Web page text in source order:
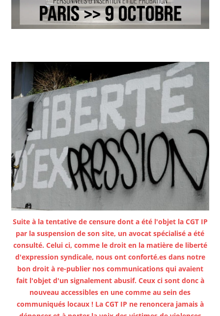
Suite à la tentative de censure dont a été l'objet la CGT IP
par la suspension de son site, un avocat spécialisé a été
consulté. Celui ci, comme le droit en la matière de liberté
d'expression syndicale, nous ont conforté.es dans notre
bon droit à re-publier nos communications qui avaient
fait l'objet d'un signalement abusif. Ceux ci sont donc à
nouveau accessibles en une comme au sein des
communiqués locaux ! La CGT IP ne renoncera jamais à